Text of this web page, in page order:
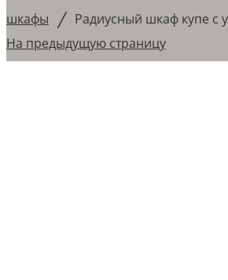
шкафы / Радиусный шкаф купе с
На предыдущую страницу